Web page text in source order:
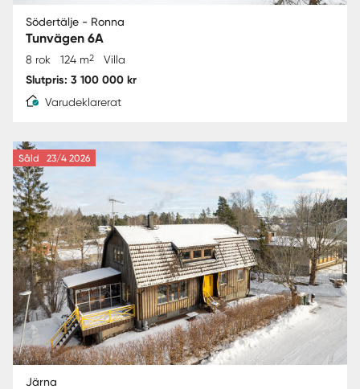
Södertälje - Ronna
Tunvägen 6A
8 rok 124 m2 Villa
Slutpris: 3 100 000 kr
Varudeklarerat
Såld 23/4 2026
Järna